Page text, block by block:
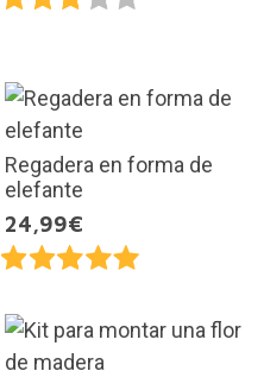
Regadera en forma de
elefante
24,99€